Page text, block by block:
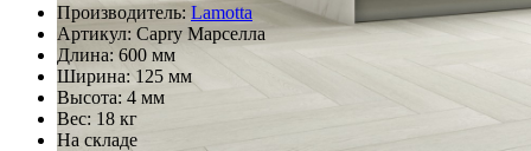
Производитель: Lamotta
Артикул: Capry Марселла
Длина: 600 мм
Ширина: 125 мм
Высота: 4 мм
Вес: 18 кг
На складе